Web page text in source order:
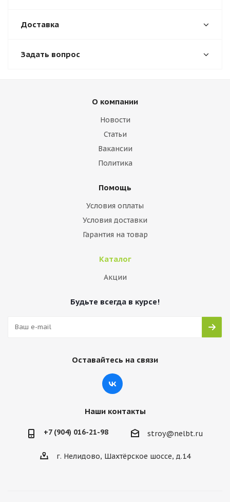
Доставка
Задать вопрос
О компании
Новости
Статьи
Вакансии
Политика
Помощь
Условия оплаты
Условия доставки
Гарантия на товар
Каталог
Акции
Будьте всегда в курсе!
Оставайтесь на связи
Наши контакты
+7 (904) 016-21-98 stroy@nelbt.ru
г. Нелидово, Шахтёрское шоссе, д.14